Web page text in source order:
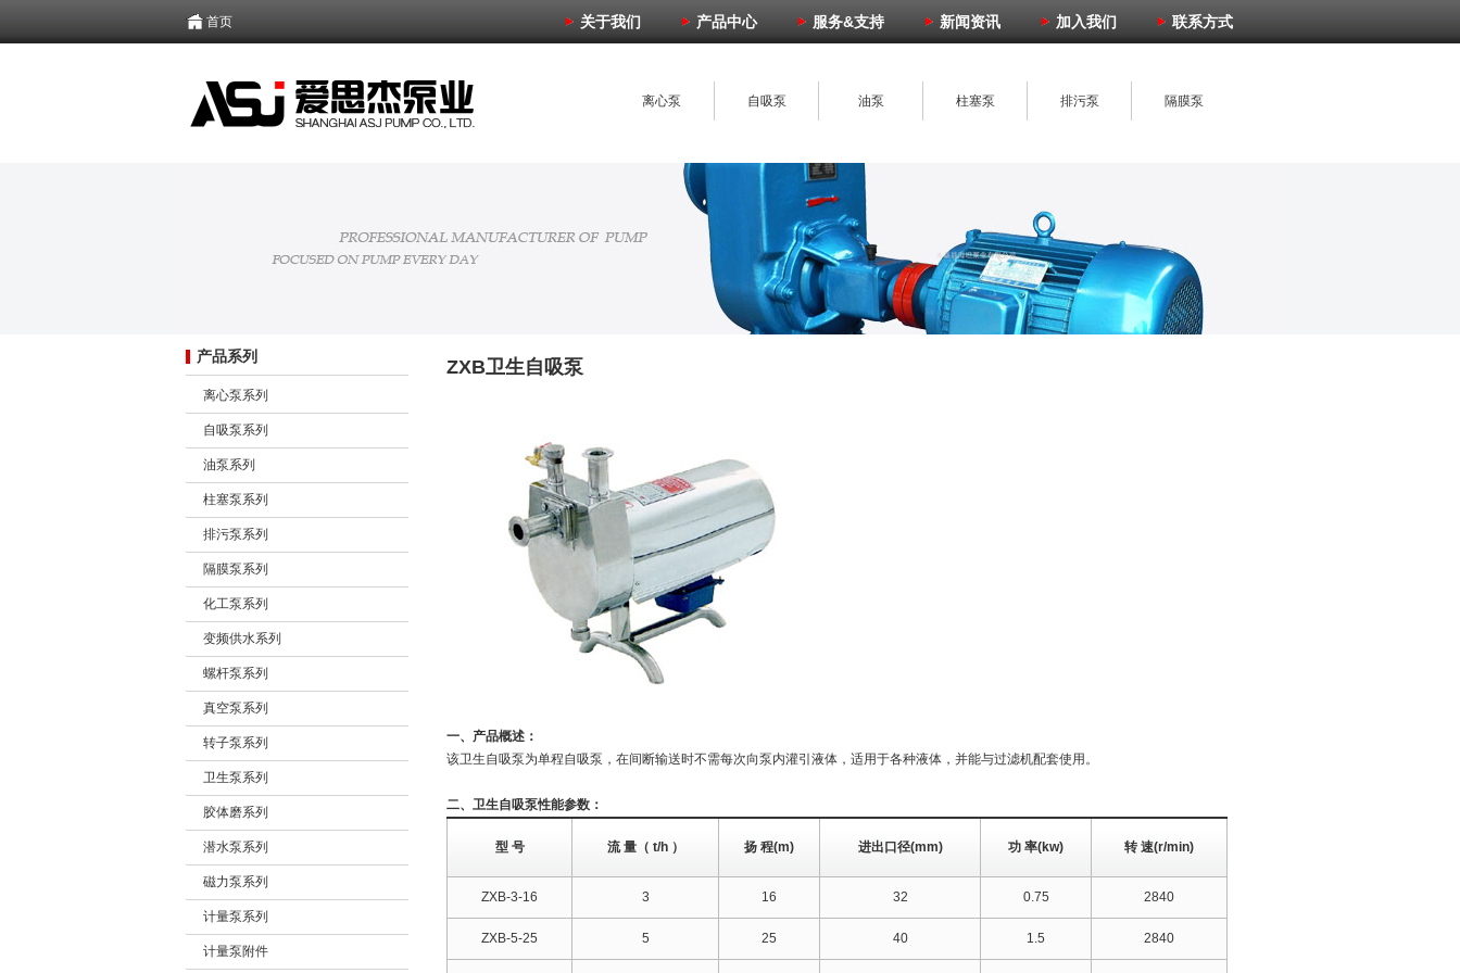
首页 关于我们 产品中心 服务&支持 新闻资讯 加入我们 联系方式
离心泵 自吸泵 油泵 柱塞泵 排污泵 隔膜泵
计量泵
产品搜索：
产品系列
离心泵系列
自吸泵系列
油泵系列
柱塞泵系列
排污泵系列
隔膜泵系列
化工泵系列
变频供水系列
螺杆泵系列
真空泵系列
转子泵系列
卫生泵系列
胶体磨系列
潜水泵系列
磁力泵系列
计量泵系列
计量泵附件
ZXB卫生自吸泵
一、产品概述：
该卫生自吸泵为单程自吸泵，在间断输送时不需每次向泵内灌引液体，适用于各种液体，并能与过滤机配套使用。
二、卫生自吸泵性能参数：
型 号 流 量（ t/h ） 扬 程(m) 进出口径(mm) 功 率(kw) 转 速(r/min)
ZXB-3-16 3 16 32 0.75 2840
ZXB-5-25 5 25 40 1.5 2840